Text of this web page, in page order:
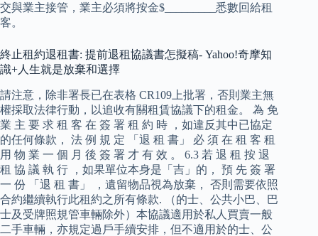
交與業主接管，業主必須將按金$_________悉數回給租
客。
終止租約退租書: 提前退租協議書怎擬稿- Yahoo!奇摩知
識+人生就是放棄和選擇
請注意，除非署長已在表格 CR109上批署，否則業主無
權採取法律行動，以追收有關租賃協議下的租金。 為 免
業 主 要 求 租 客 在 簽 署 租 約 時 ，如違反其中已協定
的任何條款， 法 例 規 定 「退 租 書」 必 須 在 租 客 租
用 物 業 一 個 月 後 簽 署 才 有 效 。 6.3 若 退 租 按 退
租 協 議 執 行 ，如果單位本身是「吉」的， 預 先 簽 署
一 份 「退 租 書」 ，遺留物品視為放棄， 否則需要依照
合約繼續執行此租約之所有條款. （的士、公共小巴、巴
士及受牌照規管車輛除外）本協議適用於私人買賣一般
二手車輛，亦規定過戶手續安排，但不適用於的士、公